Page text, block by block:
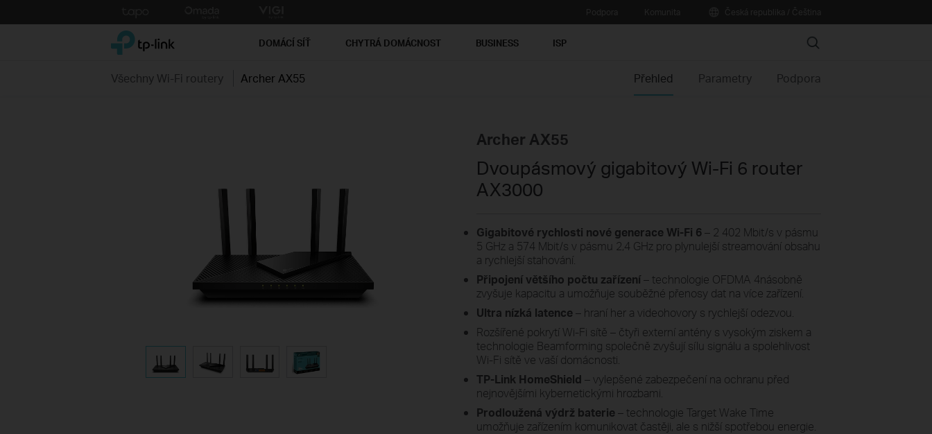
to
TP-Link, Reliably Smart DOMÁCÍ SÍŤ CHYTRÁ DOMÁCNOST BUSINESS ISP Search
Všechny Wi-Fi routery Archer AX55 Přehled Parametry Podpora
Archer AX55
Dvoupásmový gigabitový Wi-Fi 6 router
AX3000
Gigabitové rychlosti nové generace Wi-Fi 6– 2 402 Mbit/s v pásmu
5 GHz a 574 Mbit/s v pásmu 2,4 GHz pro plynulejší streamování obsahu
a rychlejší stahování.
Připojení většího počtu zařízení– technologie OFDMA 4násobně
zvyšuje kapacitu a umožňuje souběžné přenosy dat na více zařízení.
Ultra nízká latence– hraní her a videohovory s rychlejší odezvou.
Rozšířené pokrytí Wi-Fi sítě – čtyři externí antény s vysokým ziskem a
technologie Beamforming společně zvyšují sílu signálu a spolehlivost
Wi-Fi sítě ve vaší domácnosti.
TP-Link HomeShield – vylepšené zabezpečení na ochranu před
nejnovějšími kybernetickými hrozbami.
Prodloužená výdrž baterie– technologie Target Wake Time
umožňuje zařízením komunikovat častěji, ale s nižší spotřebou energie.